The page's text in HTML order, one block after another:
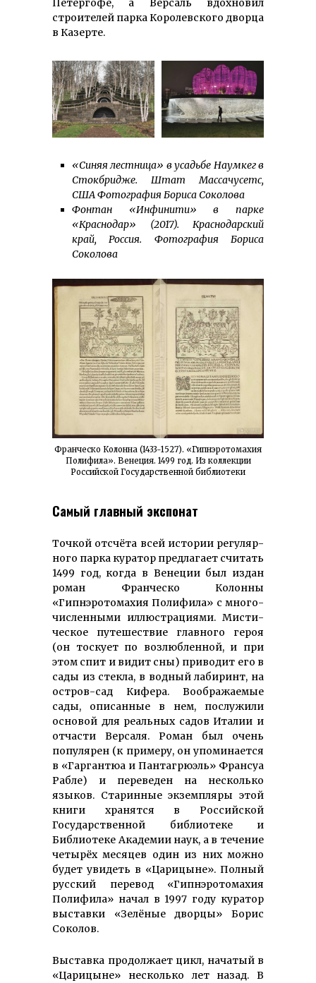
Петергофе, а Версаль вдохновил
строителей парка Королевского дворца
в Казерте.
«Синяя лестница» в усадьбе Наумкег в
Стокбридже. Штат Массачусетс,
США Фотография Бориса Соколова
Фонтан «Инфинити» в парке
«Краснодар» (2017). Краснодар­ский
край, Россия. Фотография Бориса
Соколова
Франческо Колонна (1433-1527). «Гипнэротомахия
Полифила». Венеция. 1499 год. Из коллекции
Российской Государственной библиотеки
Самый главный экспонат
Точкой отсчёта всей истории регу­ляр­
ного парка куратор предлагает счи­тать
1499 год, когда в Венеции был издан
роман Франческо Колонны
«Гипнэротомахия Полифила» с мно­го­
численными иллюстрациями. Мисти­
ческое путешествие главного героя
(он тоскует по возлюбленной, и при
этом спит и видит сны) приводит его в
сады из стекла, в водный лабиринт, на
остров-сад Кифера. Воображаемые
сады, описанные в нем, послужили
основой для реальных садов Италии и
отчасти Версаля. Роман был очень
популярен (к примеру, он упоми­нается
в «Гаргантюа и Пантагрюэль» Франсуа
Рабле) и переведен на не­сколько
языков. Старинные экземп­ляры этой
книги хранятся в Рос­сий­ской
Государственной библиотеке и
Библиотеке Академии наук, а в те­чение
четырёх месяцев один из них можно
будет увидеть в «Царицыне». Полный
русский перевод «Гип­нэротомахия
Полифила» начал в 1997 году куратор
выставки «Зелёные дворцы» Борис
Соколов.
Выставка продолжает цикл, начатый в
«Царицыне» несколько лет назад. В